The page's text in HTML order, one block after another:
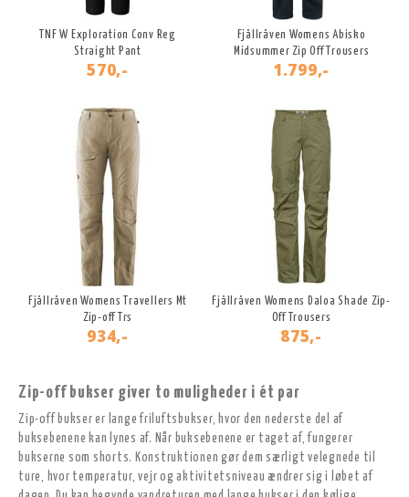
TNF W Exploration Conv Reg
Straight Pant
570,-
Fjällräven Womens Abisko
Midsummer Zip Off Trousers
1.799,-
Fjällräven Womens Travellers Mt
Zip-off Trs
934,-
Fjällräven Womens Daloa Shade Zip-
Off Trousers
875,-
Zip-off bukser giver to muligheder i ét par
Zip-off bukser er lange friluftsbukser, hvor den nederste del af
buksebenene kan lynes af. Når buksebenene er taget af, fungerer
bukserne som shorts. Konstruktionen gør dem særligt velegnede til
ture, hvor temperatur, vejr og aktivitetsniveau ændrer sig i løbet af